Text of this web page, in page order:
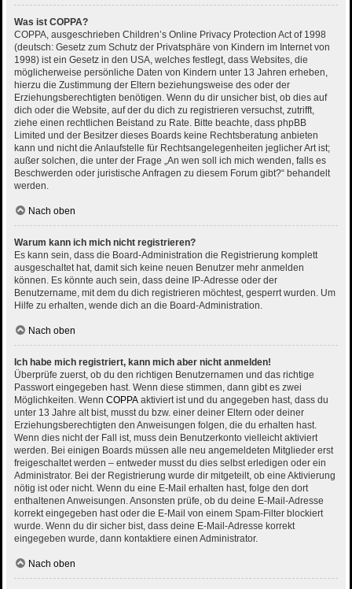
Was ist COPPA?
COPPA, ausgeschrieben Children’s Online Privacy Protection Act of 1998
(deutsch: Gesetz zum Schutz der Privatsphäre von Kindern im Internet von
1998) ist ein Gesetz in den USA, welches festlegt, dass Websites, die
möglicherweise persönliche Daten von Kindern unter 13 Jahren erheben,
hierzu die Zustimmung der Eltern beziehungsweise des oder der
Erziehungsberechtigten benötigen. Wenn du dir unsicher bist, ob dies auf
dich oder die Website, auf der du dich zu registrieren versuchst, zutrifft,
ziehe einen rechtlichen Beistand zu Rate. Bitte beachte, dass phpBB
Limited und der Besitzer dieses Boards keine Rechtsberatung anbieten
kann und nicht die Anlaufstelle für Rechtsangelegenheiten jeglicher Art ist;
außer solchen, die unter der Frage „An wen soll ich mich wenden, falls es
Beschwerden oder juristische Anfragen zu diesem Forum gibt?“ behandelt
werden.
Nach oben
Warum kann ich mich nicht registrieren?
Es kann sein, dass die Board-Administration die Registrierung komplett
ausgeschaltet hat, damit sich keine neuen Benutzer mehr anmelden
können. Es könnte auch sein, dass deine IP-Adresse oder der
Benutzername, mit dem du dich registrieren möchtest, gesperrt wurden. Um
Hilfe zu erhalten, wende dich an die Board-Administration.
Nach oben
Ich habe mich registriert, kann mich aber nicht anmelden!
Überprüfe zuerst, ob du den richtigen Benutzernamen und das richtige
Passwort eingegeben hast. Wenn diese stimmen, dann gibt es zwei
Möglichkeiten. Wenn COPPA aktiviert ist und du angegeben hast, dass du
unter 13 Jahre alt bist, musst du bzw. einer deiner Eltern oder deiner
Erziehungsberechtigten den Anweisungen folgen, die du erhalten hast.
Wenn dies nicht der Fall ist, muss dein Benutzerkonto vielleicht aktiviert
werden. Bei einigen Boards müssen alle neu angemeldeten Mitglieder erst
freigeschaltet werden – entweder musst du dies selbst erledigen oder ein
Administrator. Bei der Registrierung wurde dir mitgeteilt, ob eine Aktivierung
nötig ist oder nicht. Wenn du eine E-Mail erhalten hast, folge den dort
enthaltenen Anweisungen. Ansonsten prüfe, ob du deine E-Mail-Adresse
korrekt eingegeben hast oder die E-Mail von einem Spam-Filter blockiert
wurde. Wenn du dir sicher bist, dass deine E-Mail-Adresse korrekt
eingegeben wurde, dann kontaktiere einen Administrator.
Nach oben